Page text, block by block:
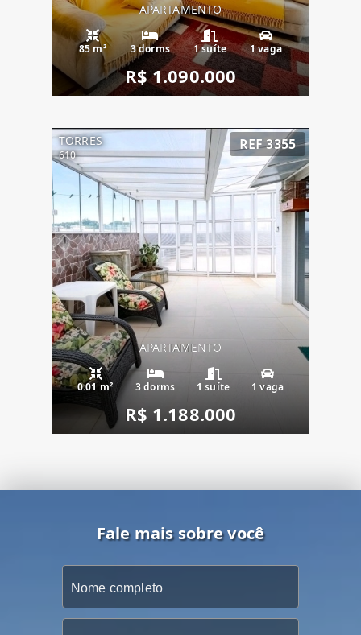
APARTAMENTO
85 m² 3 dorms 1 suíte 1 vaga
R$ 1.090.000
TORRES
610
REF 3355
APARTAMENTO
0.01 m² 3 dorms 1 suíte 1 vaga
R$ 1.188.000
Fale mais sobre você